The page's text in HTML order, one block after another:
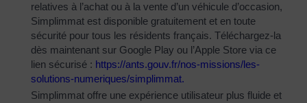
relatives à l’achat ou à la vente d’un véhicule d’occasion,
Simplimmat est disponible gratuitement et en toute
sécurité pour tous les résidents français. Téléchargez-la
dès maintenant sur Google Play ou l’Apple Store via ce
lien sécurisé : https://ants.gouv.fr/nos-missions/les-
solutions-numeriques/simplimmat.
Simplimmat offre une expérience utilisateur plus fluide et